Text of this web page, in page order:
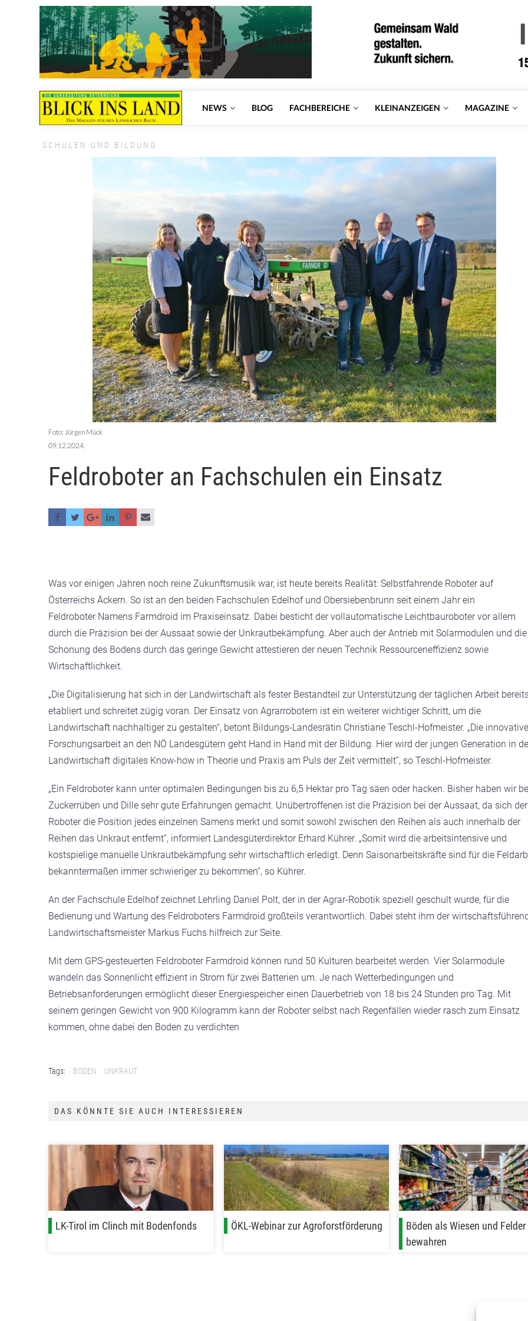
NEWS BLOG FACHBEREICHE KLEINANZEIGEN MAGAZINE
SCHULEN UND BILDUNG
Foto: Jürgen Mück
09.12.2024.
Feldroboter an Fachschulen ein Einsatz
Was vor einigen Jahren noch reine Zukunftsmusik war, ist heute bereits Realität: Selbstfahrende Roboter auf
Österreichs Äckern. So ist an den beiden Fachschulen Edelhof und Obersiebenbrunn seit einem Jahr ein
Feldroboter Namens Farmdroid im Praxiseinsatz. Dabei besticht der vollautomatische Leichtbauroboter vor allem
durch die Präzision bei der Aussaat sowie der Unkrautbekämpfung. Aber auch der Antrieb mit Solarmodulen und die
Schonung des Bodens durch das geringe Gewicht attestieren der neuen Technik Ressourceneffizienz sowie
Wirtschaftlichkeit.
„Die Digitalisierung hat sich in der Landwirtschaft als fester Bestandteil zur Unterstützung der täglichen Arbeit
etabliert und schreitet zügig voran. Der Einsatz von Agrarrobotern ist ein weiterer wichtiger Schritt, um die
Landwirtschaft nachhaltiger zu gestalten“, betont Bildungs-Landesrätin Christiane Teschl-Hofmeister. „Die innovative
Forschungsarbeit an den NÖ Landesgütern geht Hand in Hand mit der Bildung. Hier wird der jungen Generation in
Landwirtschaft digitales Know-how in Theorie und Praxis am Puls der Zeit vermittelt“, so Teschl-Hofmeister.
„Ein Feldroboter kann unter optimalen Bedingungen bis zu 6,5 Hektar pro Tag säen oder hacken. Bisher haben wir
Zuckerrüben und Dille sehr gute Erfahrungen gemacht. Unübertroffenen ist die Präzision bei der Aussaat, da sich der
Roboter die Position jedes einzelnen Samens merkt und somit sowohl zwischen den Reihen als auch innerhalb der
Reihen das Unkraut entfernt“, informiert Landesgüterdirektor Erhard Kührer. „Somit wird die arbeitsintensive und
kostspielige manuelle Unkrautbekämpfung sehr wirtschaftlich erledigt. Denn Saisonarbeitskräfte sind für die
bekanntermaßen immer schwieriger zu bekommen“, so Kührer.
An der Fachschule Edelhof zeichnet Lehrling Daniel Polt, der in der Agrar-Robotik speziell geschult wurde, für die
Bedienung und Wartung des Feldroboters Farmdroid großteils verantwortlich. Dabei steht ihm der
Landwirtschaftsmeister Markus Fuchs hilfreich zur Seite.
Mit dem GPS-gesteuerten Feldroboter Farmdroid können rund 50 Kulturen bearbeitet werden. Vier Solarmodule
wandeln das Sonnenlicht effizient in Strom für zwei Batterien um. Je nach Wetterbedingungen und
Betriebsanforderungen ermöglicht dieser Energiespeicher einen Dauerbetrieb von 18 bis 24 Stunden pro Tag. Mit
seinem geringen Gewicht von 900 Kilogramm kann der Roboter selbst nach Regenfällen wieder rasch zum Einsatz
kommen, ohne dabei den Boden zu verdichten
Tags: BODEN UNKRAUT
DAS KÖNNTE SIE AUCH INTERESSIEREN
LK-Tirol im Clinch mit Bodenfonds ÖKL-Webinar zur Agroforstförderung
Böden als Wiesen und Felder
bewahren